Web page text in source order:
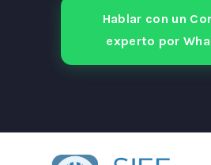
Hablar con un
experto por